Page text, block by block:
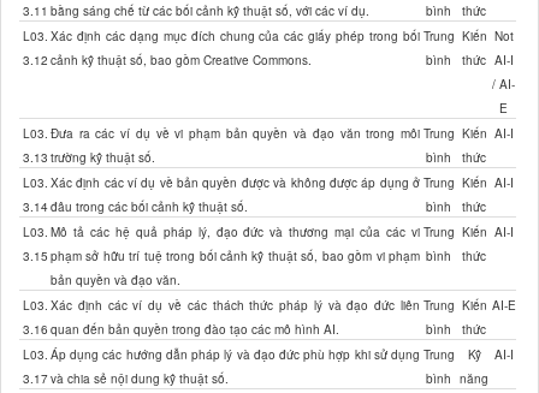
3.11 bằng sáng chế từ các bối cảnh kỹ thuật số, với các ví dụ.
bình
thức
L03.
3.12
Xác định các dạng mục đích chung của các giấy phép trong bối
cảnh kỹ thuật số, bao gồm Creative Commons.
Trung
bình
Kiến
thức
Not
AI-I
/ AI-
E
L03.
3.13
Đưa ra các ví dụ về vi phạm bản quyền và đạo văn trong môi
trường kỹ thuật số.
Trung
bình
Kiến
thức
AI-I
L03.
3.14
Xác định các ví dụ về bản quyền được và không được áp dụng ở
đâu trong các bối cảnh kỹ thuật số.
Trung
bình
Kiến
thức
AI-I
L03.
3.15
Mô tả các hệ quả pháp lý, đạo đức và thương mại của các vi
phạm sở hữu trí tuệ trong bối cảnh kỹ thuật số, bao gồm vi phạm
bản quyền và đạo văn.
Trung
bình
Kiến
thức
AI-I
L03.
3.16
Xác định các ví dụ về các thách thức pháp lý và đạo đức liên
quan đến bản quyền trong đào tạo các mô hình AI.
Trung
bình
Kiến
thức
AI-E
L03.
3.17
Áp dụng các hướng dẫn pháp lý và đạo đức phù hợp khi sử dụng
và chia sẻ nội dung kỹ thuật số.
Trung
bình
Kỹ
năng
AI-I